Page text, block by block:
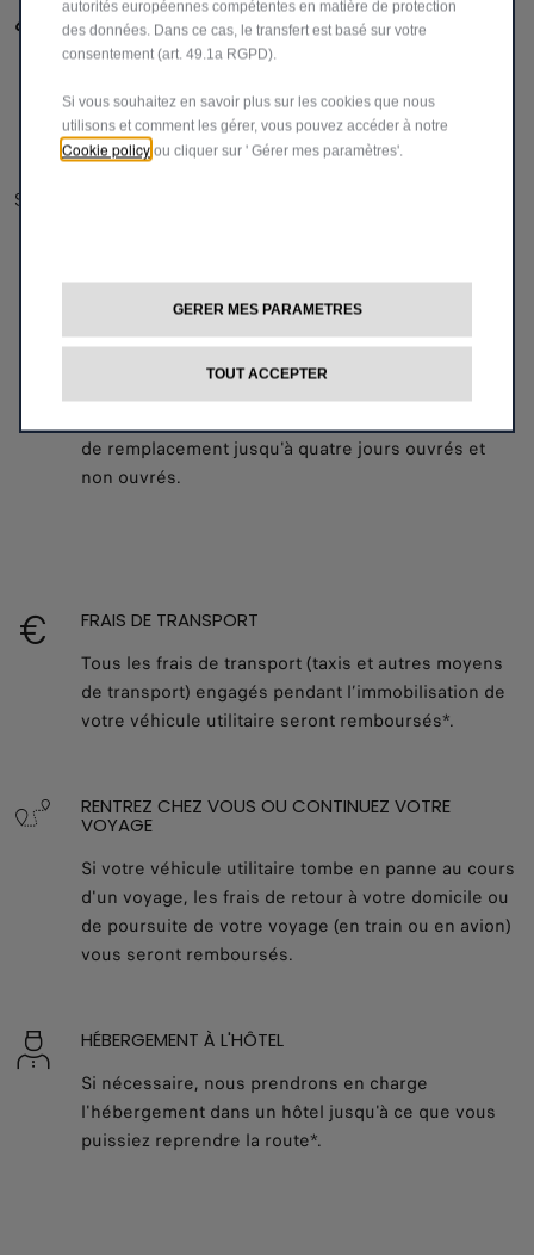
Si votre véhicule utilitaire tombe en panne, un de
repartir rapidement.
VÉHICULE DE REMPLACEMENT
de remplacement jusqu'à quatre jours ouvrés et
non ouvrés.
FRAIS DE TRANSPORT
Tous les frais de transport (taxis et autres moyens
de transport) engagés pendant l’immobilisation de
votre véhicule utilitaire seront remboursés*.
RENTREZ CHEZ VOUS OU CONTINUEZ VOTRE
VOYAGE
Si votre véhicule utilitaire tombe en panne au cours
d'un voyage, les frais de retour à votre domicile ou
de poursuite de votre voyage (en train ou en avion)
vous seront remboursés.
HÉBERGEMENT À L'HÔTEL
Si nécessaire, nous prendrons en charge
l'hébergement dans un hôtel jusqu'à ce que vous
puissiez reprendre la route*.
autorités européennes compétentes en matière de protection
des données. Dans ce cas, le transfert est basé sur votre
consentement (art. 49.1a RGPD).
Si vous souhaitez en savoir plus sur les cookies que nous
utilisons et comment les gérer, vous pouvez accéder à notre
Cookie policy ou cliquer sur ' Gérer mes paramètres'.
GERER MES PARAMETRES
TOUT ACCEPTER